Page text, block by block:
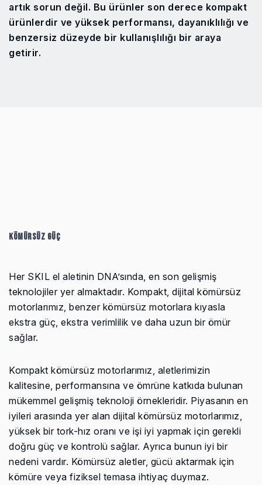
artık sorun değil. Bu ürünler son derece kompakt
ürünlerdir ve yüksek performansı, dayanıklılığı ve
benzersiz düzeyde bir kullanışlılığı bir araya
getirir.
KÖMÜRSÜZ GÜÇ
Her SKIL el aletinin DNA’sında, en son gelişmiş
teknolojiler yer almaktadır. Kompakt, dijital kömürsüz
motorlarımız, benzer kömürsüz motorlara kıyasla
ekstra güç, ekstra verimlilik ve daha uzun bir ömür
sağlar.
Kompakt kömürsüz motorlarımız, aletlerimizin
kalitesine, performansına ve ömrüne katkıda bulunan
mükemmel gelişmiş teknoloji örnekleridir. Piyasanın en
iyileri arasında yer alan dijital kömürsüz motorlarımız,
yüksek bir tork-hız oranı ve işi iyi yapmak için gerekli
doğru güç ve kontrolü sağlar. Ayrıca bunun iyi bir
nedeni vardır. Kömürsüz aletler, gücü aktarmak için
kömüre veya fiziksel temasa ihtiyaç duymaz.